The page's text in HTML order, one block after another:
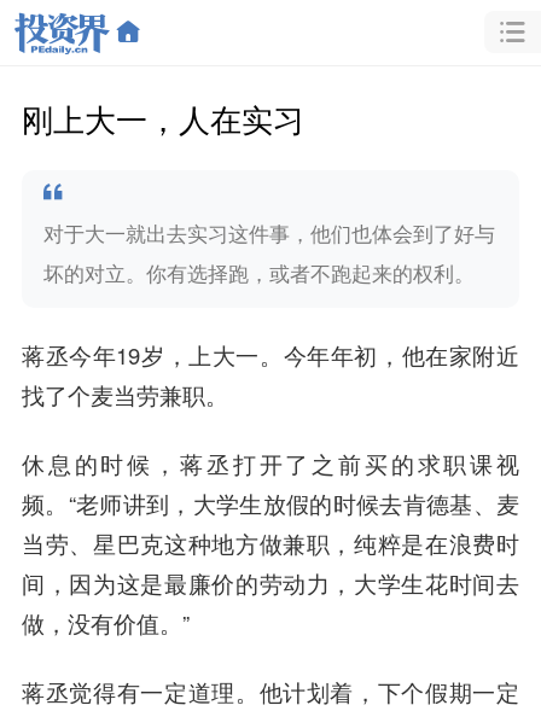
刚上大一，人在实习
对于大一就出去实习这件事，他们也体会到了好与
坏的对立。你有选择跑，或者不跑起来的权利。
蒋丞今年19岁，上大一。今年年初，他在家附近
找了个麦当劳兼职。
休息的时候，蒋丞打开了之前买的求职课视
频。“老师讲到，大学生放假的时候去肯德基、麦
当劳、星巴克这种地方做兼职，纯粹是在浪费时
间，因为这是最廉价的劳动力，大学生花时间去
做，没有价值。”
蒋丞觉得有一定道理。他计划着，下个假期一定